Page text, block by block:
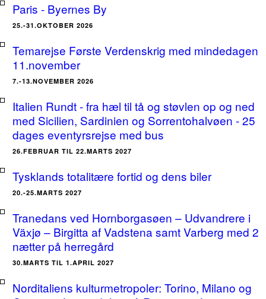
Paris - Byernes By
25.-31.OKTOBER 2026
Temarejse Første Verdenskrig med mindedagen
11.november
7.-13.NOVEMBER 2026
Italien Rundt - fra hæl til tå og støvlen op og ned
med Sicilien, Sardinien og Sorrentohalvøen - 25
dages eventyrsrejse med bus
26.FEBRUAR TIL 22.MARTS 2027
Tysklands totalitære fortid og dens biler
20.-25.MARTS 2027
Tranedans ved Hornborgasøen – Udvandrere i
Växjø – Birgitta af Vadstena samt Varberg med 2
nætter på herregård
30.MARTS TIL 1.APRIL 2027
Norditaliens kulturmetropoler: Torino, Milano og